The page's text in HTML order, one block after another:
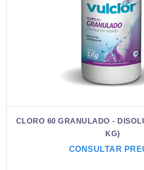
CLORO 60 GRANULADO -
KG)
CONSULTAR